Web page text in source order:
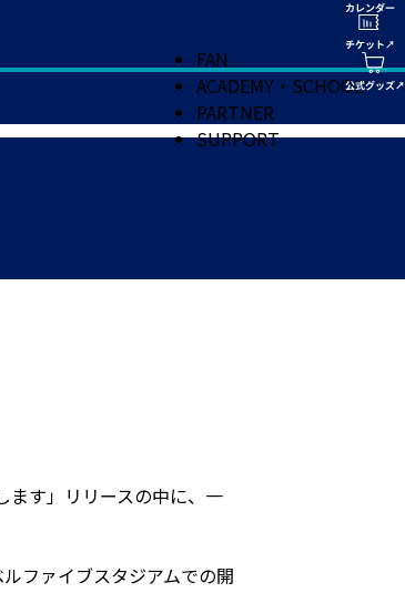
FAN
ACADEMY・SCHOOL
PARTNER
SUPPORT
ます」リリースの中に、一
ファイブスタジアムでの開